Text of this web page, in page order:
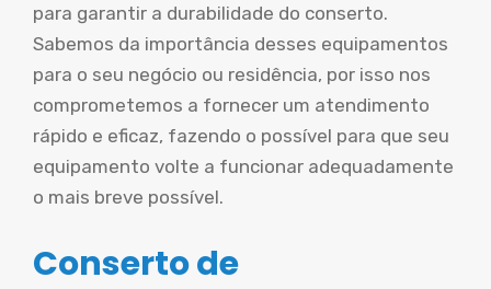
para garantir a durabilidade do conserto.
Sabemos da importância desses equipamentos
para o seu negócio ou residência, por isso nos
comprometemos a fornecer um atendimento
rápido e eficaz, fazendo o possível para que seu
equipamento volte a funcionar adequadamente
o mais breve possível.
Conserto de